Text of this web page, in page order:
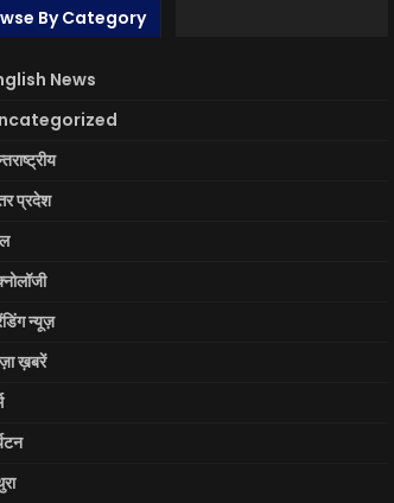
By Category
News
प्रदेश
न्यूज़
ख़बरें